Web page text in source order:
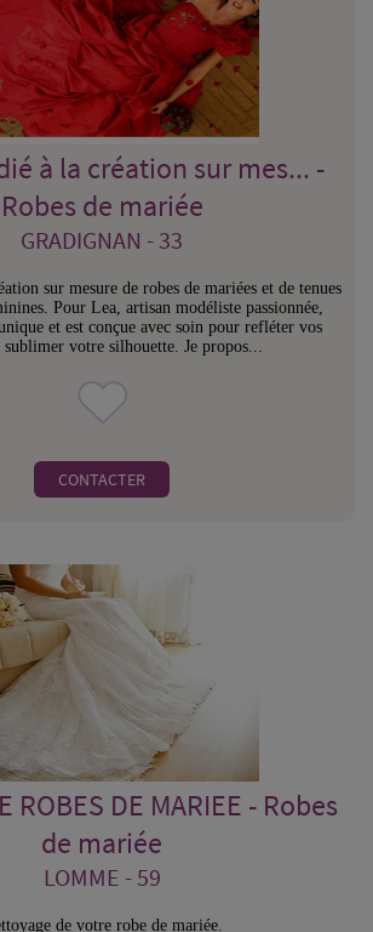
à la création sur mes... -
Robes de mariée
GRADIGNAN - 33
sur mesure de robes de mariées et de tenues
Pour Lea, artisan modéliste passionnée,
et est conçue avec soin pour refléter vos
sublimer votre silhouette. Je propos...
CONTACTER
ROBES DE MARIEE - Robes
de mariée
LOMME - 59
de votre robe de mariée.